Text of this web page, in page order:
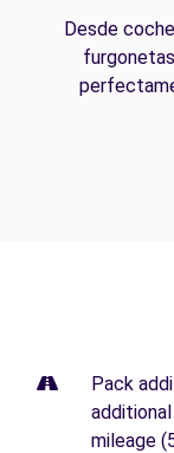
Desde
Pack
mileage